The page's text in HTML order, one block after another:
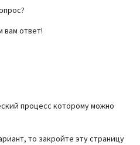
вам ответ!
процесс которому можно
то закройте эту страницу